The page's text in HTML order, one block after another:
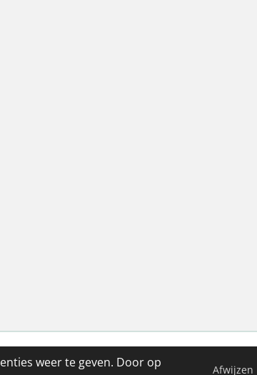
weer te geven. Door op
Afwijzen
Jansoone Powered by